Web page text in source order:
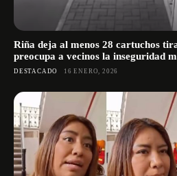
Riña deja al menos 28 cartuchos
preocupa a vecinos la inseguridad
DESTACADO 16 ENERO, 2026